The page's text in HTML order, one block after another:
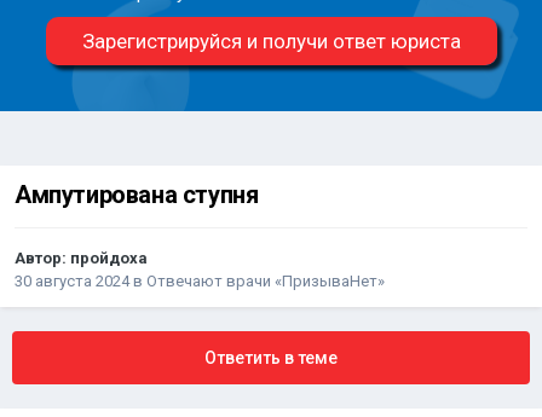
Зарегистрируйся и получи ответ юриста
Ампутирована ступня
Автор: пройдоха
30 августа 2024в Отвечают врачи «ПризываНет»
Ответить в теме